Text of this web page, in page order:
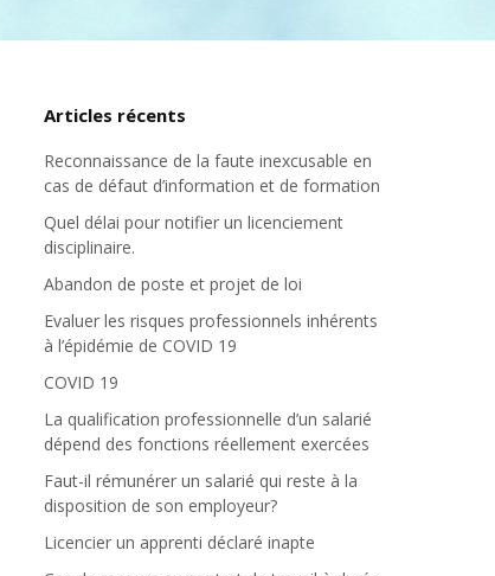
Articles récents
Reconnaissance de la faute inexcusable en
cas de défaut d’information et de formation
Quel délai pour notifier un licenciement
disciplinaire.
Abandon de poste et projet de loi
Evaluer les risques professionnels inhérents
à l’épidémie de COVID 19
COVID 19
La qualification professionnelle d’un salarié
dépend des fonctions réellement exercées
Faut-il rémunérer un salarié qui reste à la
disposition de son employeur?
Licencier un apprenti déclaré inapte